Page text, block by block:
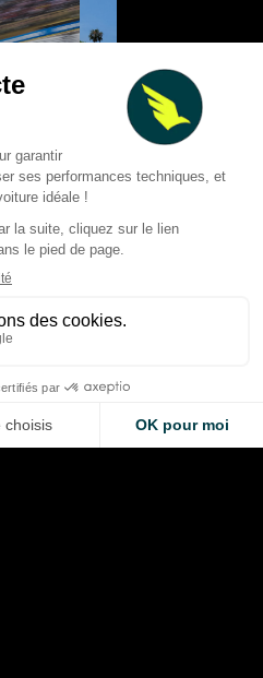
VOS RÊVES
qui ont
Classement mi-
des pilotes de F1 :
Aug 7, 2026